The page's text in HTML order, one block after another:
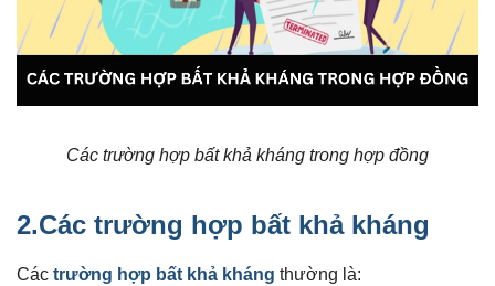
Các trường hợp bất khả kháng trong hợp đồng
2.Các trường hợp bất khả kháng
Các trường hợp bất khả kháng thường là: